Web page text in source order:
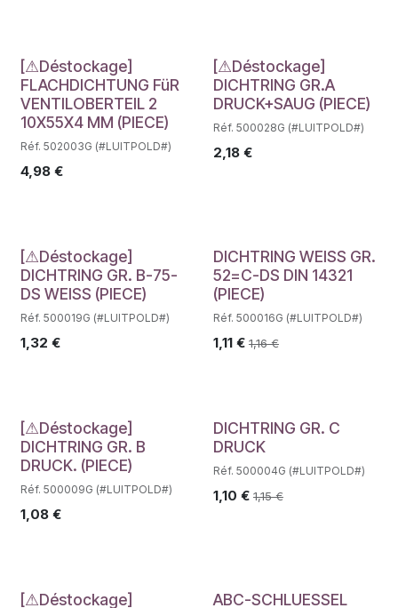
Déstockage
[⚠Déstockage]
FLACHDICHTUNG FüR
VENTILOBERTEIL 2
10X55X4 MM (PIECE)
Réf. 502003G (#LUITPOLD#)
4,98 €
Déstockage
[⚠Déstockage]
DICHTRING GR.A
DRUCK+SAUG (PIECE)
Réf. 500028G (#LUITPOLD#)
2,18€
Déstockage
[⚠Déstockage]
DICHTRING GR. B-75-
DS WEISS (PIECE)
Réf. 500019G (#LUITPOLD#)
1,32 €
DICHTRING WEISS GR.
52=C-DS DIN 14321
(PIECE)
Réf. 500016G (#LUITPOLD#)
1,11€ 1,16€
Déstockage
[⚠Déstockage]
DICHTRING GR. B
DRUCK. (PIECE)
Réf. 500009G (#LUITPOLD#)
1,08 €
DICHTRING GR. C
DRUCK
Réf. 500004G (#LUITPOLD#)
1,10 € 1,15€
[⚠Déstockage]
ABC-SCHLUESSEL